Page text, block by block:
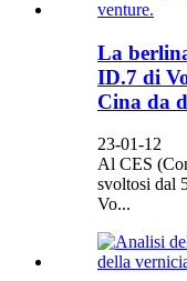
La
ID.7 di
Cina da
23-01-12
Al CES
svoltosi dal
Vo...